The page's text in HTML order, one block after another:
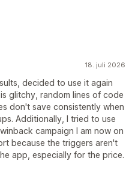
18. juli 2026
decided to use it again
glitchy, random lines of code
don't save consistently when
Additionally, I tried to use
campaign I am now on
because the triggers aren't
app, especially for the price.